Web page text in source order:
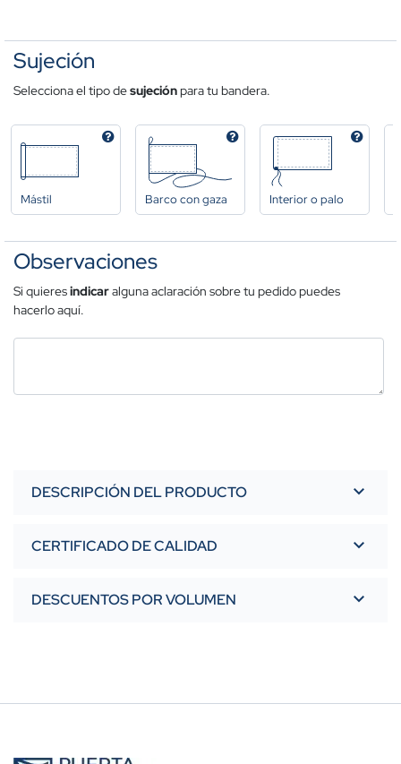
Sujeción
Selecciona el tipo desujeciónpara tu bandera.
Mástil Barco con gaza Interior o palo
Observaciones
Si quieresindicaralguna aclaración sobre tu pedido puedes
hacerlo aquí.
DESCRIPCIÓN DEL PRODUCTO
CERTIFICADO DE CALIDAD
DESCUENTOS POR VOLUMEN